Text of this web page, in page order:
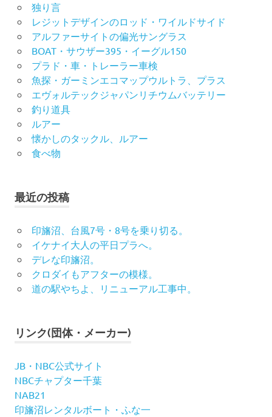
独り言
レジットデザインのロッド・ワイルドサイド
アルファーサイトの偏光サングラス
BOAT・サウザー395・イーグル150
プラド・車・トレーラー車検
魚探・ガーミンエコマップウルトラ、プラス
エヴォルテックジャパンリチウムバッテリー
釣り道具
ルアー
懐かしのタックル、ルアー
食べ物
最近の投稿
印旛沼、台風7号・8号を乗り切る。
イケナイ大人の平日プラへ。
デレな印旛沼。
クロダイもアフターの模様。
道の駅やちよ、リニューアル工事中。
リンク(団体・メーカー)
JB・NBC公式サイト
NBCチャプター千葉
NAB21
印旛沼レンタルボート・ふな一